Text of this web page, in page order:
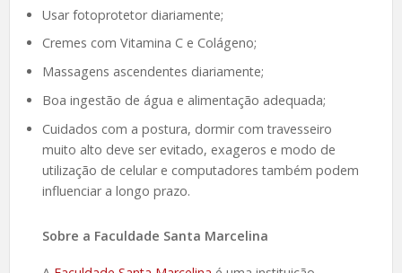
Usar fotoprotetor diariamente;
Cremes com Vitamina C e Colágeno;
Massagens ascendentes diariamente;
Boa ingestão de água e alimentação adequada;
Cuidados com a postura, dormir com travesseiro
muito alto deve ser evitado, exageros e modo de
utilização de celular e computadores também podem
influenciar a longo prazo.
Sobre a Faculdade Santa Marcelina